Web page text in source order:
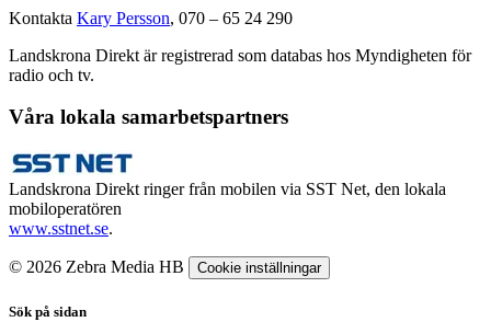
Kontakta Kary Persson, 070 – 65 24 290
Landskrona Direkt är registrerad som databas hos Myndigheten för
radio och tv.
Våra lokala samarbetspartners
Landskrona Direkt ringer från mobilen via SST Net, den lokala
mobiloperatören
www.sstnet.se.
© 2026 Zebra Media HB Cookie inställningar
Sök på sidan